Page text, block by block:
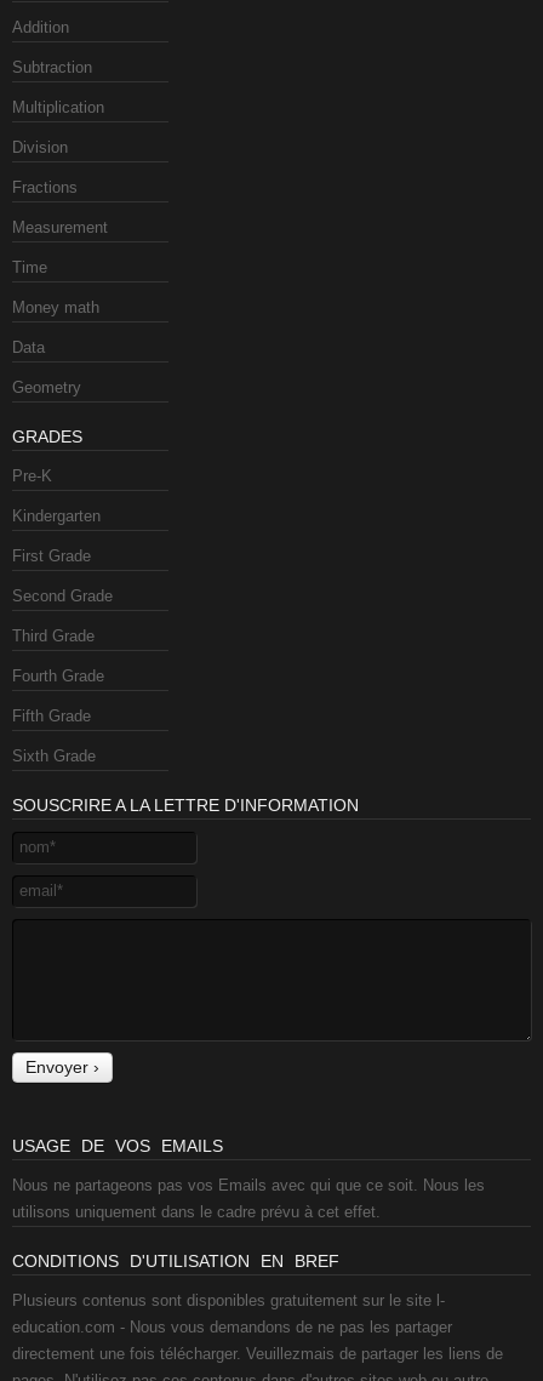
Addition
Subtraction
Multiplication
Division
Fractions
Measurement
Time
Money math
Data
Geometry
GRADES
Pre-K
Kindergarten
First Grade
Second Grade
Third Grade
Fourth Grade
Fifth Grade
Sixth Grade
SOUSCRIRE A LA LETTRE D'INFORMATION
USAGE DE VOS EMAILS
Nous ne partageons pas vos Emails avec qui que ce soit. Nous les
utilisons uniquement dans le cadre prévu à cet effet.
CONDITIONS D'UTILISATION EN BREF
Plusieurs contenus sont disponibles gratuitement sur le site l-
education.com - Nous vous demandons de ne pas les partager
directement une fois télécharger. Veuillezmais de partager les liens de